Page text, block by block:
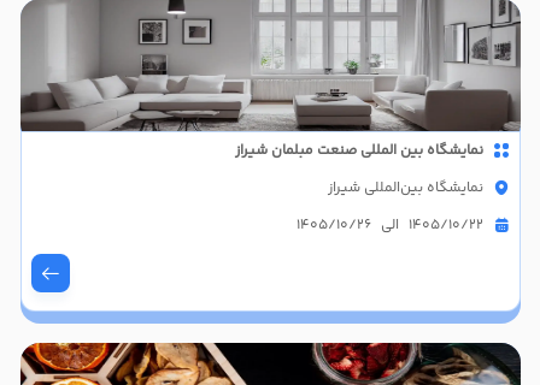
نمايشگاه بین المللی صنعت مبلمان شیراز
نمایشگاه بین‌المللی شیراز
1405/10/22 الی 1405/10/26